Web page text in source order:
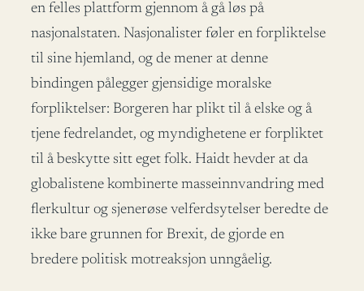
en felles plattform gjennom å gå løs på
nasjonalstaten. Nasjonalister føler en forpliktelse
til sine hjemland, og de mener at denne
bindingen pålegger gjensidige moralske
forpliktelser: Borgeren har plikt til å elske og å
tjene fedrelandet, og myndighetene er forpliktet
til å beskytte sitt eget folk. Haidt hevder at da
globalistene kombinerte masseinnvandring med
flerkultur og sjenerøse velferdsytelser beredte de
ikke bare grunnen for Brexit, de gjorde en
bredere politisk motreaksjon unngåelig.